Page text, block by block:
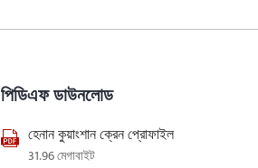
পিডিএফ ডাউনলোড
হেনান কুয়াংশান ক্রেন প্রোফাইল
31.96 মেগাবাইট